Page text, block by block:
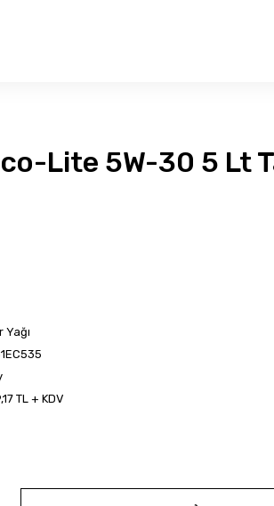
Lite 5W-30 5 Lt
Yağı
TL + KDV